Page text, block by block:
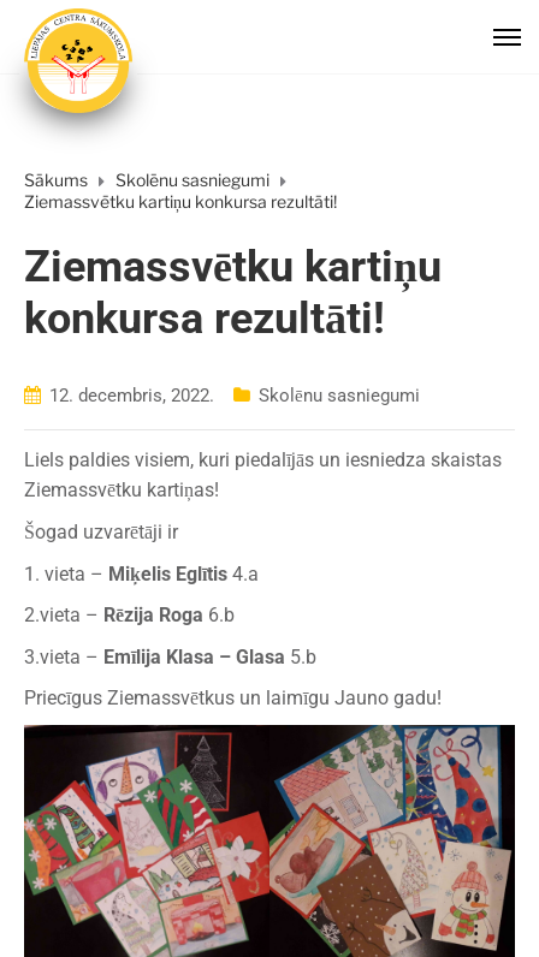
Sākums
Skolēnu sasniegumi
Ziemassvētku kartiņu konkursa rezultāti!
Ziemassvētku kartiņu
konkursa rezultāti!
12. decembris, 2022. Skolēnu sasniegumi
Liels paldies visiem, kuri piedalījās un iesniedza skaistas
Ziemassvētku kartiņas!
Šogad uzvarētāji ir
1. vieta – Miķelis Eglītis 4.a
2.vieta – Rēzija Roga 6.b
3.vieta – Emīlija Klasa – Glasa 5.b
Priecīgus Ziemassvētkus un laimīgu Jauno gadu!